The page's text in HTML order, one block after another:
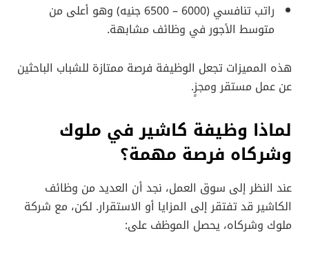
راتب تنافسي (6000 – 6500 جنيه) وهو أعلى من
متوسط الأجور في وظائف مشابهة.
هذه المميزات تجعل الوظيفة فرصة ممتازة للشباب الباحثين
عن عمل مستقر ومجزٍ.
لماذا وظيفة كاشير في ملوك
وشركاه فرصة مهمة؟
عند النظر إلى سوق العمل، نجد أن العديد من وظائف
الكاشير قد تفتقر إلى المزايا أو الاستقرار. لكن، مع شركة
ملوك وشركاه، يحصل الموظف على: